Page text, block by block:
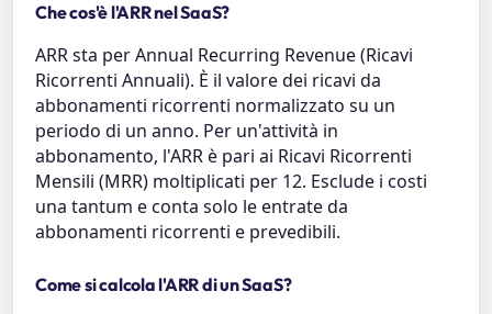
Che cos'è l'ARR nel SaaS?
ARR sta per Annual Recurring Revenue (Ricavi
Ricorrenti Annuali). È il valore dei ricavi da
abbonamenti ricorrenti normalizzato su un
periodo di un anno. Per un'attività in
abbonamento, l'ARR è pari ai Ricavi Ricorrenti
Mensili (MRR) moltiplicati per 12. Esclude i costi
una tantum e conta solo le entrate da
abbonamenti ricorrenti e prevedibili.
Come si calcola l'ARR di un SaaS?